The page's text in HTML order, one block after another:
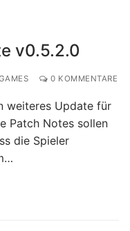
v0.5.2.0
0 KOMMENTARE
weiteres Update für
Patch Notes sollen
die Spieler